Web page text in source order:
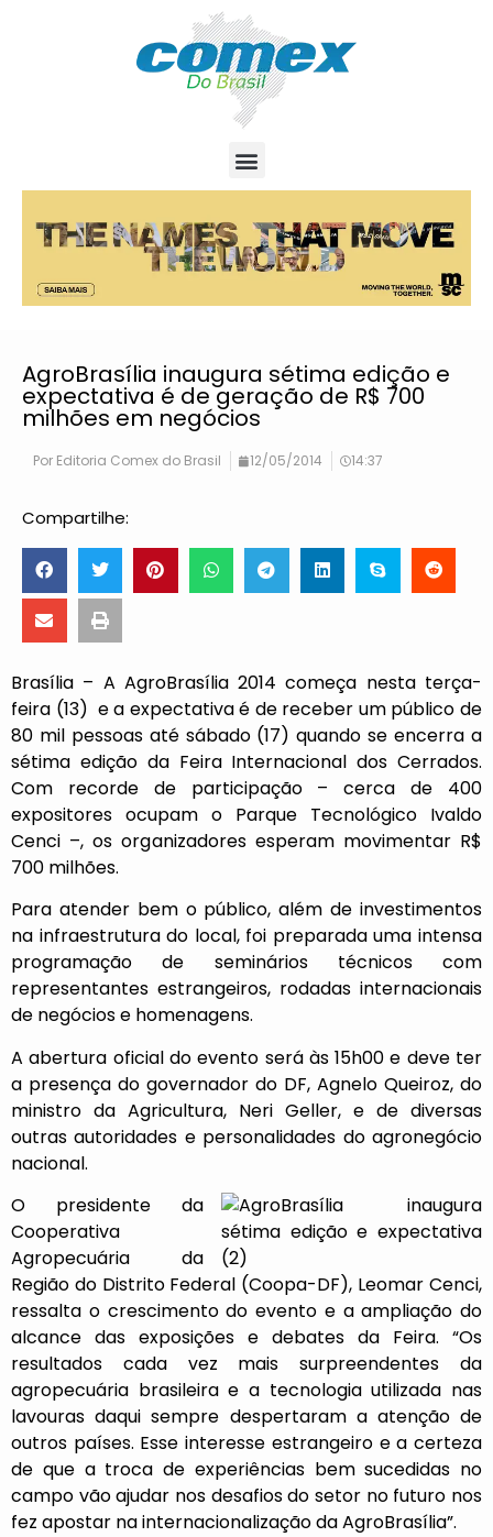
AgroBrasília inaugura sétima edição e
expectativa é de geração de R$ 700
milhões em negócios
Por Editoria Comex do Brasil 12/05/2014 14:37
Compartilhe:
Brasília – A AgroBrasília 2014 começa nesta terça-
feira (13) e a expectativa é de receber um público de
80 mil pessoas até sábado (17) quando se encerra a
sétima edição da Feira Internacional dos Cerrados.
Com recorde de participação – cerca de 400
expositores ocupam o Parque Tecnológico Ivaldo
Cenci –, os organizadores esperam movimentar R$
700 milhões.
Para atender bem o público, além de investimentos
na infraestrutura do local, foi preparada uma intensa
programação de seminários técnicos com
representantes estrangeiros, rodadas internacionais
de negócios e homenagens.
A abertura oficial do evento será às 15h00 e deve ter
a presença do governador do DF, Agnelo Queiroz, do
ministro da Agricultura, Neri Geller, e de diversas
outras autoridades e personalidades do agronegócio
nacional.
O presidente da
Cooperativa
Agropecuária da
Região do Distrito Federal (Coopa-DF), Leomar Cenci,
ressalta o crescimento do evento e a ampliação do
alcance das exposições e debates da Feira. “Os
resultados cada vez mais surpreendentes da
agropecuária brasileira e a tecnologia utilizada nas
lavouras daqui sempre despertaram a atenção de
outros países. Esse interesse estrangeiro e a certeza
de que a troca de experiências bem sucedidas no
campo vão ajudar nos desafios do setor no futuro nos
fez apostar na internacionalização da AgroBrasília”.